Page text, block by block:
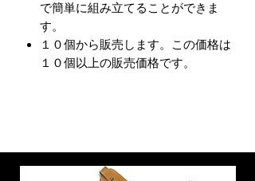
で簡単に組み立てることができま
す。
１０個から販売します。この価格は
１０個以上の販売価格です。